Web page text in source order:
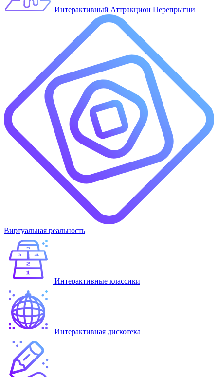
Интерактивный Аттракцион Перепрыгни
Виртуальная реальность
Интерактивные классики
Интерактивная дискотека